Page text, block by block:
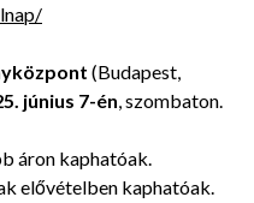
(Budapest,
június 7-én , szombaton.
áron kaphatóak.
elővételben kaphatóak.